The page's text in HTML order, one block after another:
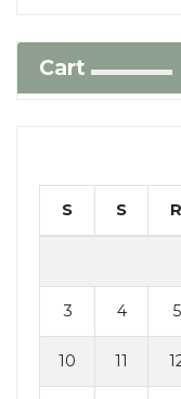
Cart
S S R
3 4 5
10 11